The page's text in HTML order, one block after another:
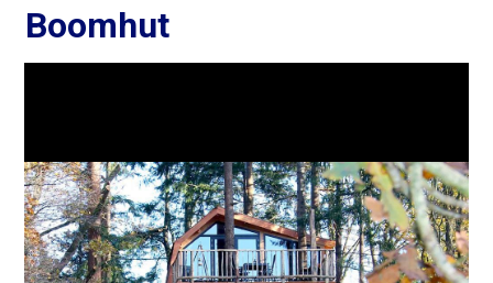
Boomhut